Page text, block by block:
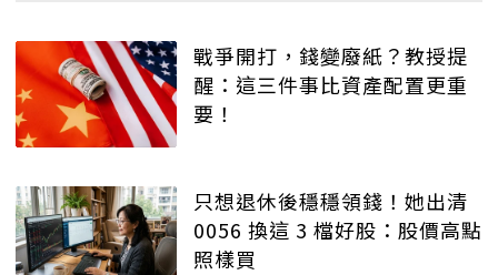
戰爭開打，錢變廢紙？教授提
醒：這三件事比資產配置更重
要！
只想退休後穩穩領錢！她出清
0056 換這 3 檔好股：股價高點
照樣買